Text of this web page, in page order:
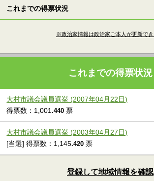
これまでの得票状況
※政治家情報は政治家ご本人が更新で
これまでの得票状況
大村市議会議員選挙 (2007年04月22日)
得票数：1,001.440 票
大村市議会議員選挙 (2003年04月27日)
[当選] 得票数：1,145.420 票
登録して地域情報を確認